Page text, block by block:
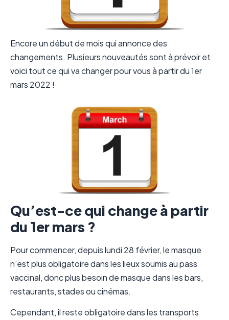
Encore un début de mois qui annonce des
changements. Plusieurs nouveautés sont à prévoir et
voici tout ce qui va changer pour vous à partir du 1er
mars 2022 !
Qu’est-ce qui change à partir
du 1er mars ?
Pour commencer, depuis lundi 28 février, le masque
n’est plus obligatoire dans les lieux soumis au pass
vaccinal, donc plus besoin de masque dans les bars,
restaurants, stades ou cinémas.
Cependant, il reste obligatoire dans les transports